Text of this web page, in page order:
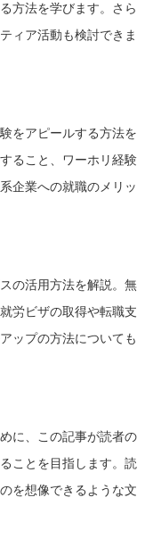
方法を学びます。さら
ィア活動も検討できま
をアピールする方法を
ること、ワーホリ経験
企業への就職のメリッ
の活用方法を解説。無
労ビザの取得や転職支
ップの方法についても
に、この記事が読者の
ことを目指します。読
を想像できるような文